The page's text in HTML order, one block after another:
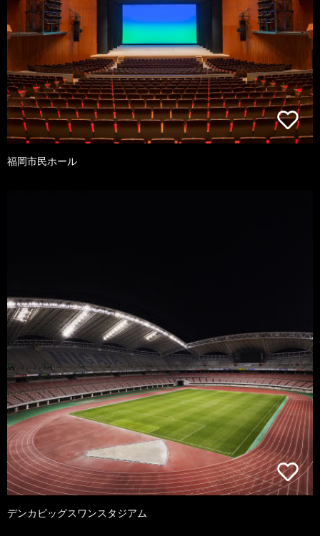
福岡市民ホール
デンカビッグスワンスタジアム